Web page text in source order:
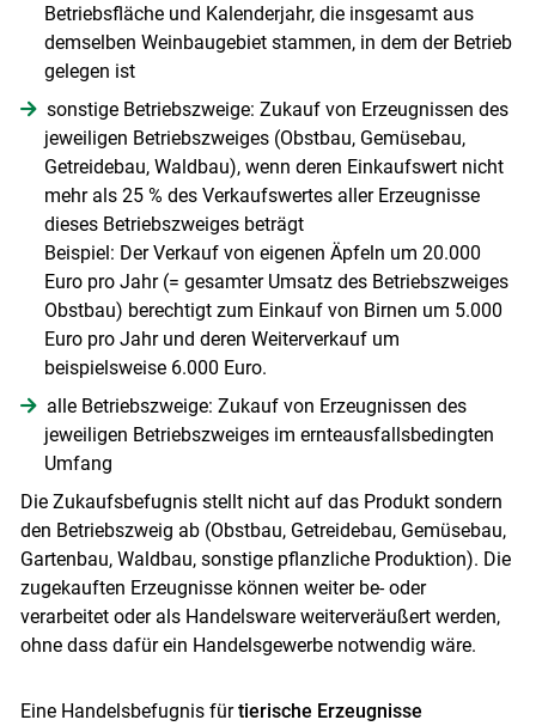
Betriebsfläche und Kalenderjahr, die insgesamt aus
demselben Weinbaugebiet stammen, in dem der Betrieb
gelegen ist
sonstige Betriebszweige: Zukauf von Erzeugnissen des
jeweiligen Betriebszweiges (Obstbau, Gemüsebau,
Getreidebau, Waldbau), wenn deren Einkaufswert nicht
mehr als 25 % des Verkaufswertes aller Erzeugnisse
dieses Betriebszweiges beträgt
Beispiel: Der Verkauf von eigenen Äpfeln um 20.000
Euro pro Jahr (= gesamter Umsatz des Betriebszweiges
Obstbau) berechtigt zum Einkauf von Birnen um 5.000
Euro pro Jahr und deren Weiterverkauf um
beispielsweise 6.000 Euro.
alle Betriebszweige: Zukauf von Erzeugnissen des
jeweiligen Betriebszweiges im ernteausfallsbedingten
Umfang
Die Zukaufsbefugnis stellt nicht auf das Produkt sondern
den Betriebszweig ab (Obstbau, Getreidebau, Gemüsebau,
Gartenbau, Waldbau, sonstige pflanzliche Produktion). Die
zugekauften Erzeugnisse können weiter be- oder
verarbeitet oder als Handelsware weiterveräußert werden,
ohne dass dafür ein Handelsgewerbe notwendig wäre.
Eine Handelsbefugnis fürtierische Erzeugnisse